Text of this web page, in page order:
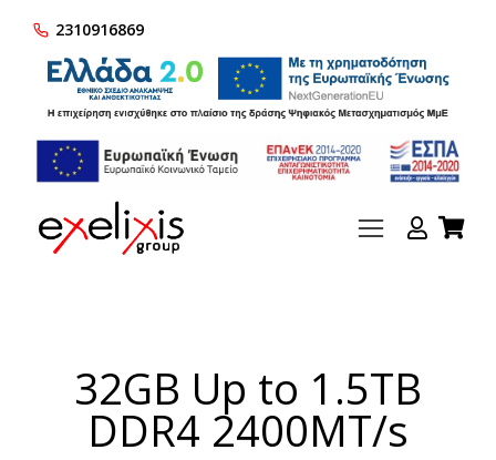
2310916869
32GB Up to 1.5TB
DDR4 2400MT/s